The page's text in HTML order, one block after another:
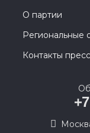
О партии
Региональные
Контакты